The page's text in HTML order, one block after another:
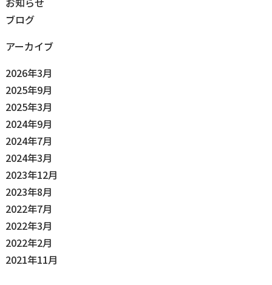
ブログ
アーカイブ
2026年3月
2025年9月
2025年3月
2024年9月
2024年7月
2024年3月
2023年12月
2023年8月
2022年7月
2022年3月
2022年2月
2021年11月